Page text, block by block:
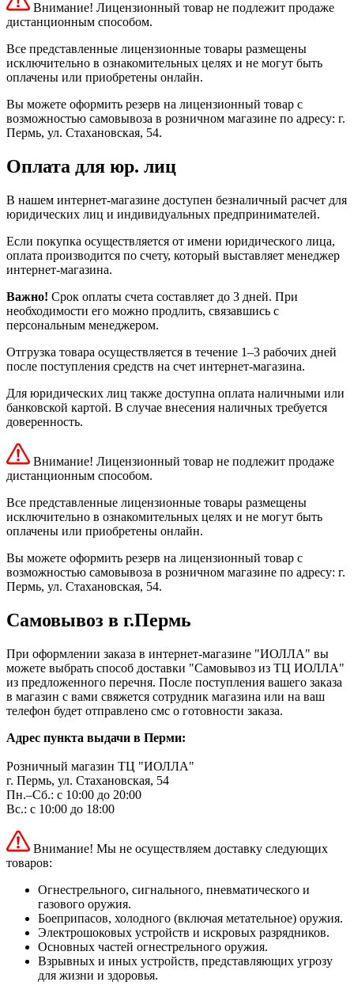
Внимание! Лицензионный товар не подлежит продаже
дистанционным способом.
Все представленные лицензионные товары размещены
исключительно в ознакомительных целях и не могут быть
оплачены или приобретены онлайн.
Вы можете оформить резерв на лицензионный товар с
возможностью самовывоза в розничном магазине по адресу: г.
Пермь, ул. Стахановская, 54.
Оплата для юр. лиц
В нашем интернет-магазине доступен безналичный расчет для
юридических лиц и индивидуальных предпринимателей.
Если покупка осуществляется от имени юридического лица,
оплата производится по счету, который выставляет менеджер
интернет-магазина.
Важно! Срок оплаты счета составляет до 3 дней. При
необходимости его можно продлить, связавшись с
персональным менеджером.
Отгрузка товара осуществляется в течение 1–3 рабочих дней
после поступления средств на счет интернет-магазина.
Для юридических лиц также доступна оплата наличными или
банковской картой. В случае внесения наличных требуется
доверенность.
Внимание! Лицензионный товар не подлежит продаже
дистанционным способом.
Все представленные лицензионные товары размещены
исключительно в ознакомительных целях и не могут быть
оплачены или приобретены онлайн.
Вы можете оформить резерв на лицензионный товар с
возможностью самовывоза в розничном магазине по адресу: г.
Пермь, ул. Стахановская, 54.
Самовывоз в г.Пермь
При оформлении заказа в интернет-магазине "ИОЛЛА" вы
можете выбрать способ доставки "Самовывоз из ТЦ ИОЛЛА"
из предложенного перечня. После поступления вашего заказа
в магазин с вами свяжется сотрудник магазина или на ваш
телефон будет отправлено смс о готовности заказа.
Адрес пункта выдачи в Перми:
Розничный магазин ТЦ "ИОЛЛА"
г. Пермь, ул. Стахановская, 54
Пн.–Сб.: с 10:00 до 20:00
Вс.: с 10:00 до 18:00
Внимание! Мы не осуществляем доставку следующих
товаров:
Огнестрельного, сигнального, пневматического и
газового оружия.
Боеприпасов, холодного (включая метательное) оружия.
Электрошоковых устройств и искровых разрядников.
Основных частей огнестрельного оружия.
Взрывных и иных устройств, представляющих угрозу
для жизни и здоровья.